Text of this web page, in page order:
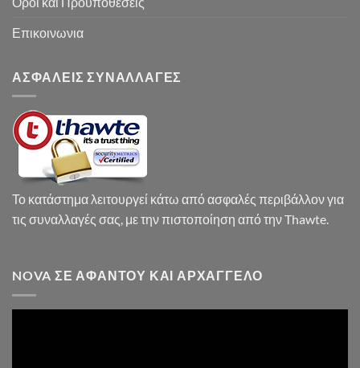
Επικοινωνια
ΑΣΦΑΛΕΙΣ ΣΥΝΑΛΛΑΓΕΣ
Το κατάστημα λειτουργεί κάτω από ασφαλές περιβάλλον για
τις συναλλαγές σας, με την πιστοποίηση από την Thawte.
NOVA ΣΕ ΑΦΆΝΤΟΥ ΚΑΙ ΑΡΧΆΓΓΕΛΟ